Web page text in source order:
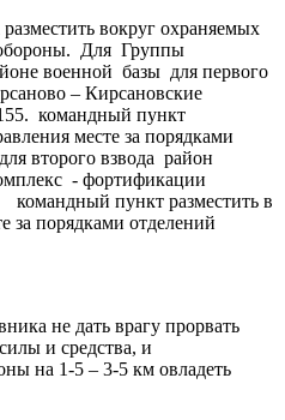
вокруг охраняемых
Для Группы
военной базы для первого
– Кирсановские
командный пункт
месте за порядками
второго взвода район
- фортификации
пункт разместить в
за порядками отделений
не дать врагу прорвать
и средства, и
на 1-5 – 3-5 км овладеть